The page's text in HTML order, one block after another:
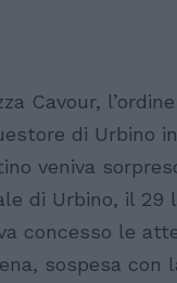
Cavour,
di Urbino
veniva
di Urbino, il 29
concesso le
sospesa con